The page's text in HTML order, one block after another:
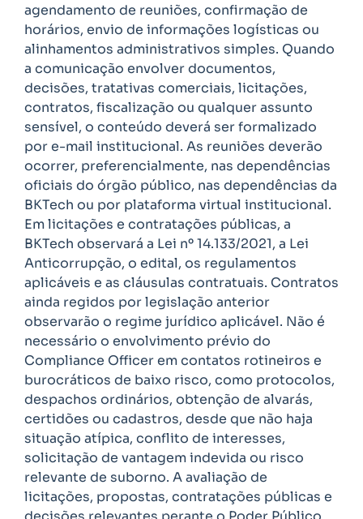
agendamento de reuniões, confirmação de
horários, envio de informações logísticas ou
alinhamentos administrativos simples. Quando
a comunicação envolver documentos,
decisões, tratativas comerciais, licitações,
contratos, fiscalização ou qualquer assunto
sensível, o conteúdo deverá ser formalizado
por e-mail institucional. As reuniões deverão
ocorrer, preferencialmente, nas dependências
oficiais do órgão público, nas dependências da
BKTech ou por plataforma virtual institucional.
Em licitações e contratações públicas, a
BKTech observará a Lei nº 14.133/2021, a Lei
Anticorrupção, o edital, os regulamentos
aplicáveis e as cláusulas contratuais. Contratos
ainda regidos por legislação anterior
observarão o regime jurídico aplicável. Não é
necessário o envolvimento prévio do
Compliance Officer em contatos rotineiros e
burocráticos de baixo risco, como protocolos,
despachos ordinários, obtenção de alvarás,
certidões ou cadastros, desde que não haja
situação atípica, conflito de interesses,
solicitação de vantagem indevida ou risco
relevante de suborno. A avaliação de
licitações, propostas, contratações públicas e